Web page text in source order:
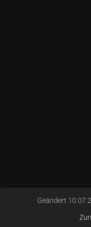
Geändert